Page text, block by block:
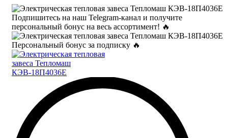
Подпишитесь на наш Telegram-канал и получите
персональный бонус на весь ассортимент! 🔥
Персональный бонус за подписку 🔥